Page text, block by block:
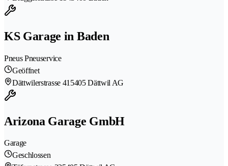
KS Garage in Baden
Pneus Pneuservice
Geöffnet
Dättwilerstrasse 41 5405 Dättwil AG
Arizona Garage GmbH
Garage
Geschlossen